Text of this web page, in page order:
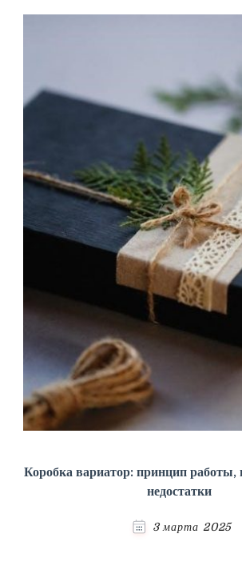
Коробка вариатор: принцип работы,
недостатки
3 марта 2025